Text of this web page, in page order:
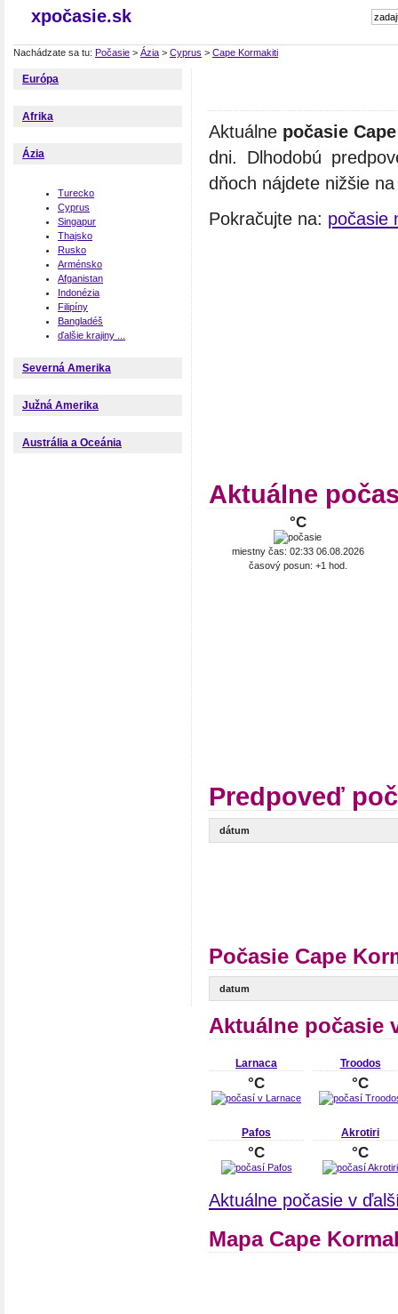
xpočasie.sk
Nachádzate sa tu: Počasie > Ázia > Cyprus > Cape Kormakiti
Európa
Afrika
Ázia
Turecko
Cyprus
Singapur
Thajsko
Rusko
Arménsko
Afganistan
Indonézia
Filipíny
Bangladéš
ďalšie krajiny ...
Severná Amerika
Južná Amerika
Austrália a Oceánia
Aktuálne počasie
dni. Dlhodobú
dňoch nájdete nižšie
Pokračujte na: počasie
Aktuálne
°C
miestny čas: 02:33 06.08.2026
časový posun: +1 hod.
Predpoveď
dátum
Počasie Cape
datum
Aktuálne počasie
Larnaca
°C
Troodos
°C
Pafos
°C
Akrotiri
°C
Aktuálne počasie v
Mapa Cape